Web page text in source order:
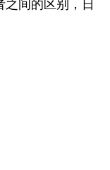
间的区别，日